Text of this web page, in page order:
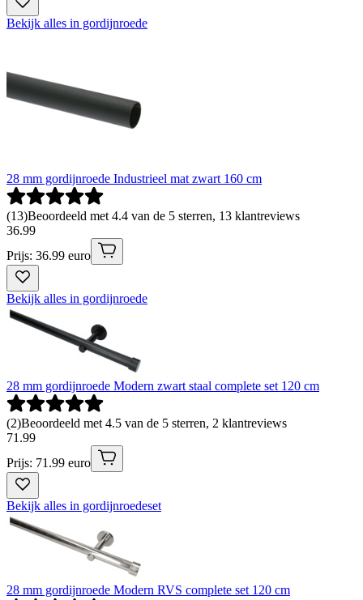
Bekijk alles in gordijnroede
28 mm gordijnroede Industrieel mat zwart 160 cm
(13)Beoordeeld met 4.4 van de 5 sterren, 13 klantreviews
36.99
Prijs: 36.99 euro
Bekijk alles in gordijnroede
28 mm gordijnroede Modern zwart staal complete set 120 cm
(2)Beoordeeld met 4.5 van de 5 sterren, 2 klantreviews
71 .99
Prijs: 71.99 euro
Bekijk alles in gordijnroedeset
28 mm gordijnroede Modern RVS complete set 120 cm